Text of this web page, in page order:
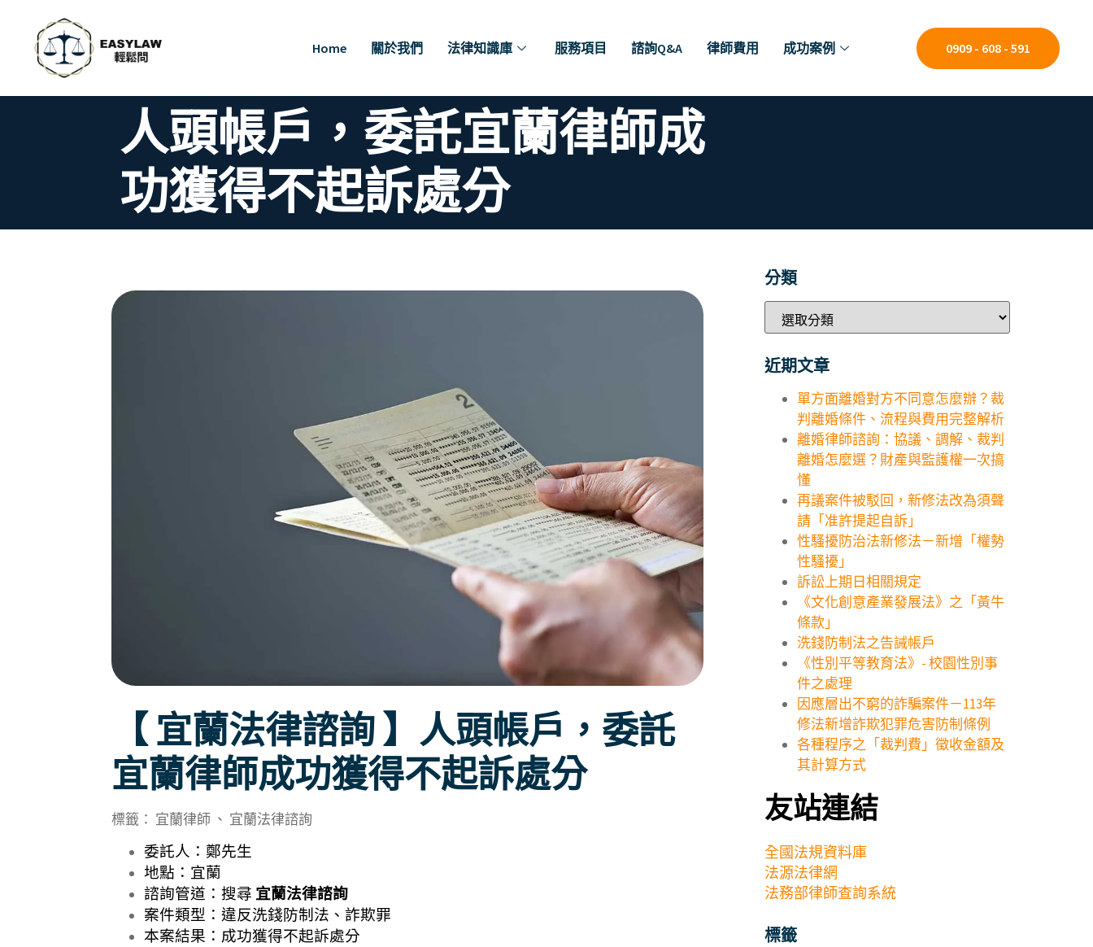
Home 關於我們 法律知識庫 服務項目 諮詢Q&A 律師費用 成功案例 0909 - 608 - 591
人頭帳戶，委託宜蘭律師成
功獲得不起訴處分
【 宜蘭法律諮詢 】人頭帳戶，委託
宜蘭律師成功獲得不起訴處分
標籤： 宜蘭律師 、 宜蘭法律諮詢
委託人：鄭先生
地點：宜蘭
諮詢管道：搜尋 宜蘭法律諮詢
案件類型：違反洗錢防制法、詐欺罪
本案結果：成功獲得不起訴處分
分類
近期文章
單方面離婚對方不同意怎麼辦？裁
判離婚條件、流程與費用完整解析
離婚律師諮詢：協議、調解、裁判
離婚怎麼選？財產與監護權一次搞
懂
再議案件被駁回，新修法改為須聲
請「准許提起自訴」
性騷擾防治法新修法－新增「權勢
性騷擾」
訴訟上期日相關規定
《文化創意產業發展法》之「黃牛
條款」
洗錢防制法之告誡帳戶
《性別平等教育法》- 校園性別事
件之處理
因應層出不窮的詐騙案件－113年
修法新增詐欺犯罪危害防制條例
各種程序之「裁判費」徵收金額及
其計算方式
友站連結
全國法規資料庫
法源法律網
法務部律師查詢系統
標籤